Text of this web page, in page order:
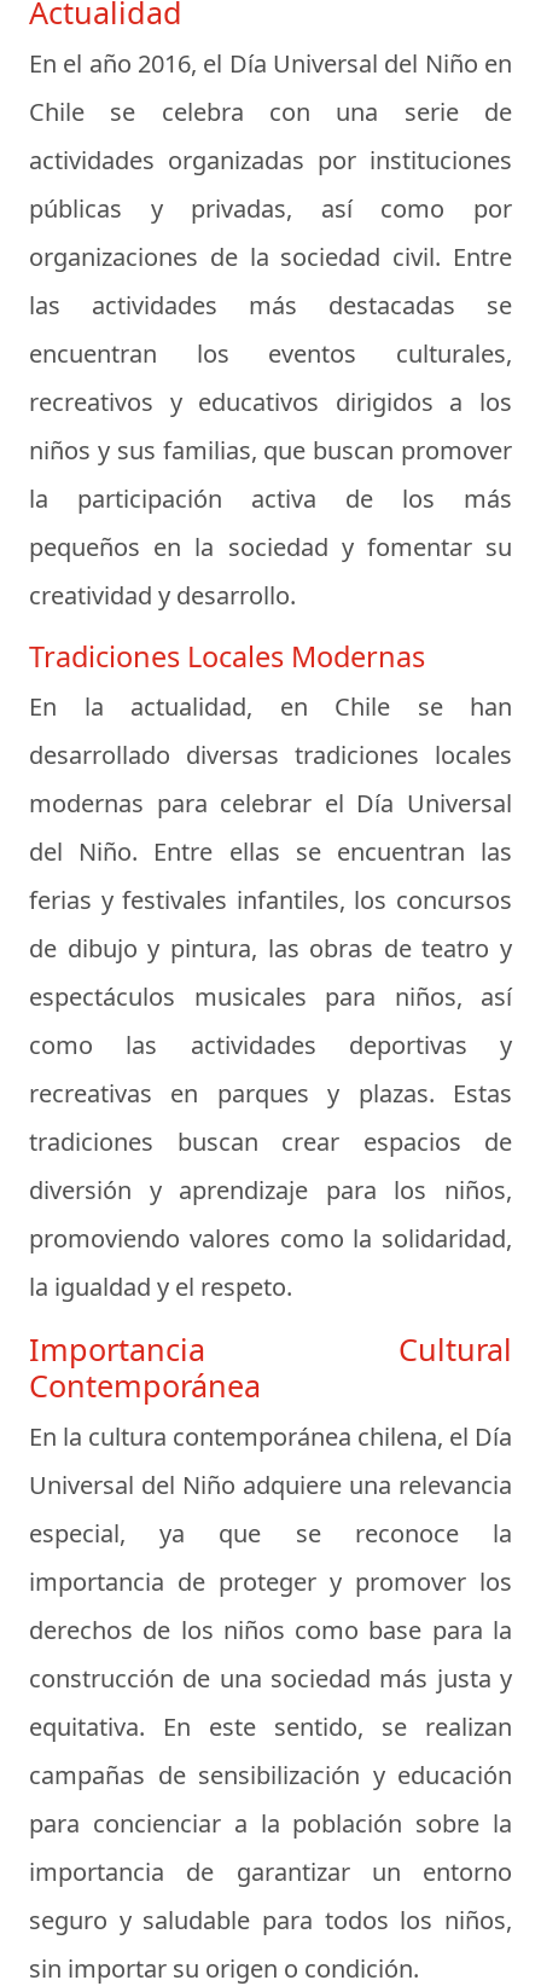
Actualidad
En el año 2016, el Día Universal del Niño en
Chile se celebra con una serie de
actividades organizadas por instituciones
públicas y privadas, así como por
organizaciones de la sociedad civil. Entre
las actividades más destacadas se
encuentran los eventos culturales,
recreativos y educativos dirigidos a los
niños y sus familias, que buscan promover
la participación activa de los más
pequeños en la sociedad y fomentar su
creatividad y desarrollo.
Tradiciones Locales Modernas
En la actualidad, en Chile se han
desarrollado diversas tradiciones locales
modernas para celebrar el Día Universal
del Niño. Entre ellas se encuentran las
ferias y festivales infantiles, los concursos
de dibujo y pintura, las obras de teatro y
espectáculos musicales para niños, así
como las actividades deportivas y
recreativas en parques y plazas. Estas
tradiciones buscan crear espacios de
diversión y aprendizaje para los niños,
promoviendo valores como la solidaridad,
la igualdad y el respeto.
Importancia Cultural
Contemporánea
En la cultura contemporánea chilena, el Día
Universal del Niño adquiere una relevancia
especial, ya que se reconoce la
importancia de proteger y promover los
derechos de los niños como base para la
construcción de una sociedad más justa y
equitativa. En este sentido, se realizan
campañas de sensibilización y educación
para concienciar a la población sobre la
importancia de garantizar un entorno
seguro y saludable para todos los niños,
sin importar su origen o condición.